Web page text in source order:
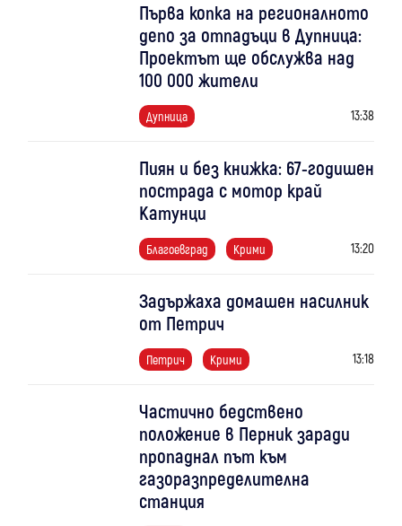
Първа копка на регионалното
депо за отпадъци в Дупница:
Проектът ще обслужва над
100 000 жители
Дупница 13:38
Пиян и без книжка: 67-годишен
пострада с мотор край
Катунци
Благоевград Крими 13:20
Задържаха домашен насилник
от Петрич
Петрич Крими 13:18
Частично бедствено
положение в Перник заради
пропаднал път към
газоразпределителна
станция